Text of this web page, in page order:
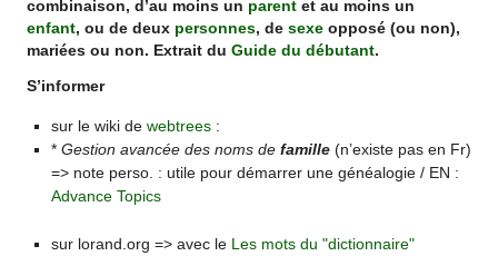
combinaison, d’au moins un parent et au moins un
enfant, ou de deux personnes, desexe opposé (ou non),
mariées ou non. Extrait duGuide du débutant.
S’informer
sur le wiki de webtrees:
* Gestion avancée des noms de famille(n’existe pas en Fr)
=> note perso. : utile pour démarrer une généalogie / EN :
Advance Topics
sur lorand.org => avec le Les mots du "dictionnaire"